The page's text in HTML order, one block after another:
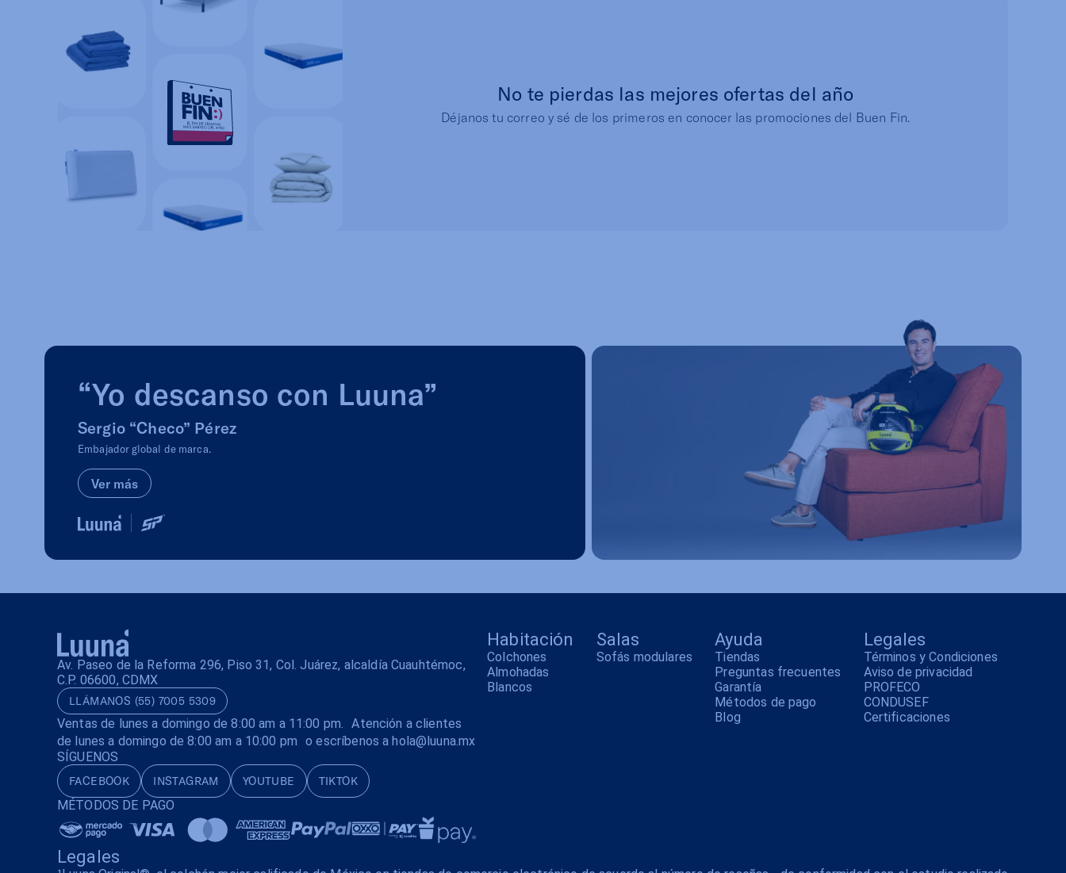
No te pierdas las mejores ofertas del año
Déjanos tu correo y sé de los primeros en conocer las promociones del Buen Fin.
“Yo descanso con Luuna”
Sergio “Checo” Pérez
Embajador global de marca.
Ver más
Av. Paseo de la Reforma 296, Piso 31, Col. Juárez, alcaldía Cuauhtémoc,
C.P. 06600, CDMX
LLÁMANOS (55) 7005 5309
Ventas de lunes a domingo de 8:00 am a 11:00 pm. Atención a clientes
de lunes a domingo de 8:00 am a 10:00 pm o escríbenos a hola@luuna.mx
SÍGUENOS
FACEBOOK INSTAGRAM YOUTUBE TIKTOK
MÉTODOS DE PAGO
Habitación
Colchones
Almohadas
Blancos
Salas
Sofás modulares
Ayuda
Tiendas
Preguntas frecuentes
Garantía
Métodos de pago
Blog
Legales
Términos y Condiciones
Aviso de privacidad
PROFECO
CONDUSEF
Certificaciones
Legales